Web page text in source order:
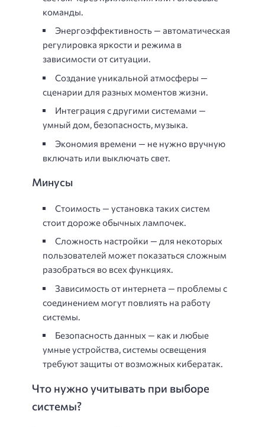
команды.
Энергоэффективность — автоматическая
регулировка яркости и режима в
зависимости от ситуации.
Создание уникальной атмосферы —
сценарии для разных моментов жизни.
Интеграция с другими системами —
умный дом, безопасность, музыка.
Экономия времени — не нужно вручную
включать или выключать свет.
Минусы
Стоимость — установка таких систем
стоит дороже обычных лампочек.
Сложность настройки — для некоторых
пользователей может показаться сложным
разобраться во всех функциях.
Зависимость от интернета — проблемы с
соединением могут повлиять на работу
системы.
Безопасность данных — как и любые
умные устройства, системы освещения
требуют защиты от возможных кибератак.
Что нужно учитывать при выборе
системы?